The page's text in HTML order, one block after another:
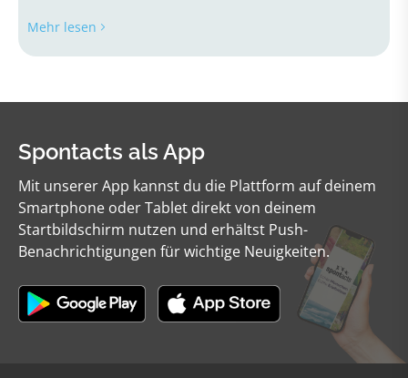
Mehr lesen
Spontacts als App
Mit unserer App kannst du die Plattform auf deinem
Smartphone oder Tablet direkt von deinem
Startbildschirm nutzen und erhältst Push-
Benachrichtigungen für wichtige Neuigkeiten.